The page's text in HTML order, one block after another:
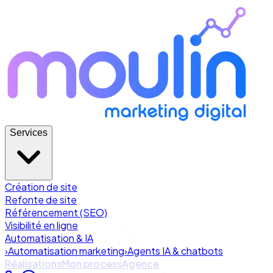
Services
Création de site
Refonte de site
Référencement (SEO)
Visibilité en ligne
Automatisation & IA
›Automatisation marketing›Agents IA & chatbots
RéalisationsMon processAgence